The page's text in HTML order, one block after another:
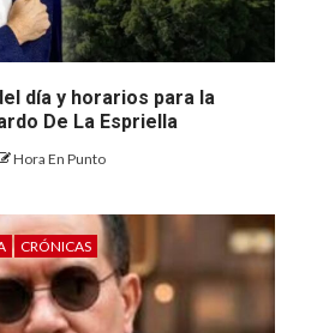
día y horarios para la
De La Espriella
Hora En Punto
CRÓNICAS